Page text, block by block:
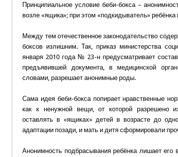
Принципиальное условие беби-бокса –
возле «ящика»; при этом «подкидыватель»
Между тем отечественное законодательство
боксов излишним. Так, приказ министерства
января 2010 года № 23-н предусматривает
предъявившей документа, в медицинской
словами, разрешает анонимные роды.
Сама идея беби-бокса попирает нравственные
как к ненужной вещи, от которой разрешено
оставлять в «ящиках» детей в возрасте до
адаптации позади, и мать и дитя сформировали
Анонимность подбрасывания ребёнка лишает его